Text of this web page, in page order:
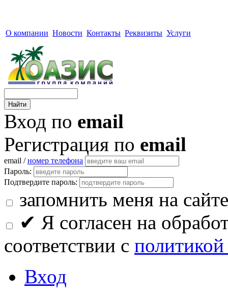
О компании Новости Контакты Реквизиты Услуги
Вход по email
Регистрация по email
email /номер телефона
Пароль:
Подтвердите пароль:
запомнить меня на сайте
✔ Я согласен на
соответствии с
Вход